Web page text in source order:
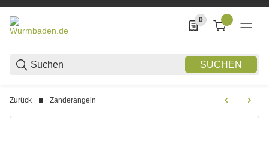
SUCHEN
0
0 Produkte in der
Zurück Zanderangeln